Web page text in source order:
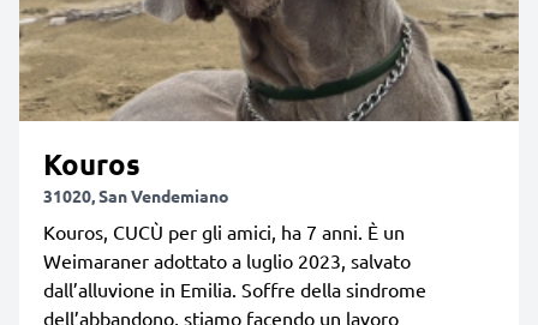
Kouros
31020, San Vendemiano
Kouros, CUCÙ per gli amici, ha 7 anni. È un
Weimaraner adottato a luglio 2023, salvato
dall’alluvione in Emilia. Soffre della sindrome
dell’abbandono, stiamo facendo un lavoro